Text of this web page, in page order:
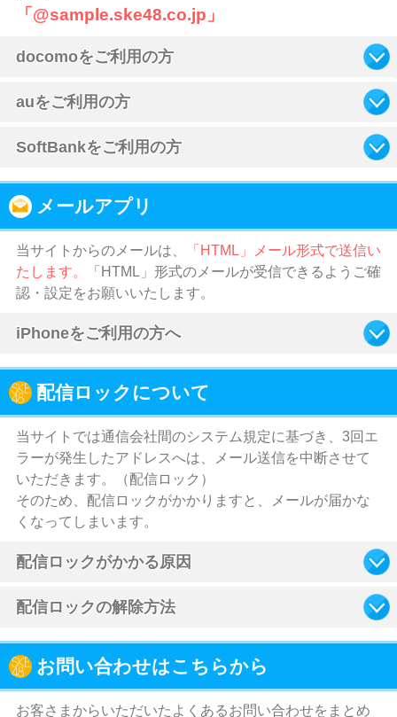
「@sample.ske48.co.jp」
docomoをご利用の方
auをご利用の方
SoftBankをご利用の方
メールアプリ
当サイトからのメールは、
「HTML」メール形式で送信い
たします。
「HTML」形式のメールが受信できるようご確
認・設定をお願いいたします。
iPhoneをご利用の方へ
配信ロックについて
当サイトでは通信会社間のシステム規定に基づき、3回エ
ラーが発生したアドレスへは、メール送信を中断させて
いただきます。（配信ロック）
そのため、配信ロックがかかりますと、メールが届かな
くなってしまいます。
配信ロックがかかる原因
配信ロックの解除方法
お問い合わせはこちらから
お客さまからいただいたよくあるお問い合わせをまとめ